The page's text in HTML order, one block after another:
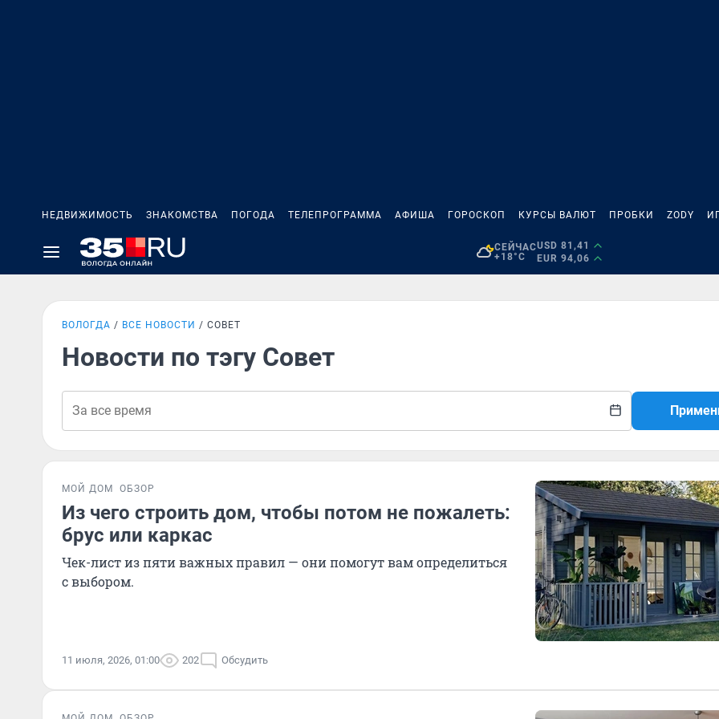
НЕДВИЖИМОСТЬ ЗНАКОМСТВА ПОГОДА ТЕЛЕПРОГРАММА АФИША ГОРОСКОП КУРСЫ ВАЛЮТ ПРОБКИ ZODY
СЕЙЧАС
+18°C
USD 81,41
EUR 94,06
ВОЛОГДА ВСЕ НОВОСТИ СОВЕТ
Новости по тэгу Совет
МОЙ ДОМ ОБЗОР
Из чего строить дом, чтобы потом не пожалеть:
брус или каркас
Чек-лист из пяти важных правил — они помогут вам определиться
с выбором.
11 июля, 2026, 01:00 202 Обсудить